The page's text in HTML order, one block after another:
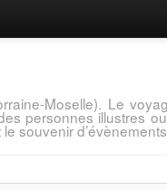
Moselle). Le
personnes illustres
souvenir